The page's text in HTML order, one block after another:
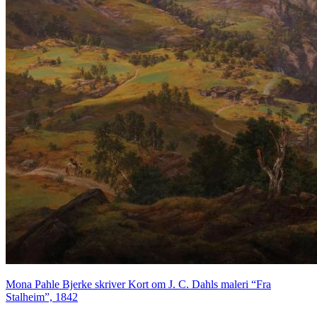
Mona Pahle Bjerke skriver Kort om J. C. Dahls maleri “Fra
Stalheim”, 1842